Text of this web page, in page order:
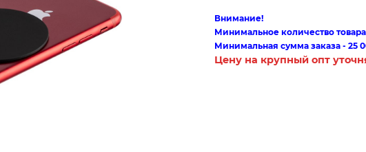
Внимание!
Минимальное количество
Минимальная сумма заказа - 25
Цену на крупный опт